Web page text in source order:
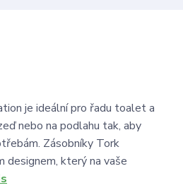
je ideální pro řadu toalet a
nebo na podlahu tak, aby
Zásobníky Tork
designem, který na vaše